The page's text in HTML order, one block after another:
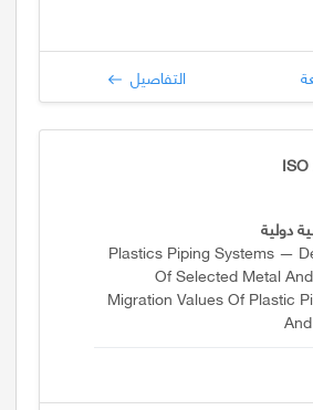
التفاصيل
دولية
Plastics Piping Systems —
Of Selected Metal
Migration Values Of Plastic